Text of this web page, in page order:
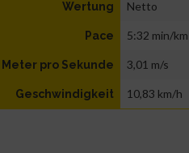
Wertung Netto
Pace 5:32 min/km
Meter pro Sekunde 3,01 m/s
Geschwindigkeit 10,83 km/h